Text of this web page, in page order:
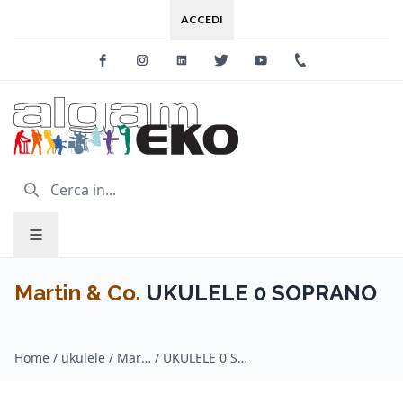
ACCEDI
FacebookInstagramLinkedinTwitter Youtube
Martin & Co. UKULELE 0 SOPRANO
Home / ukulele / Martin & Co. / UKULELE 0 SOPRANO